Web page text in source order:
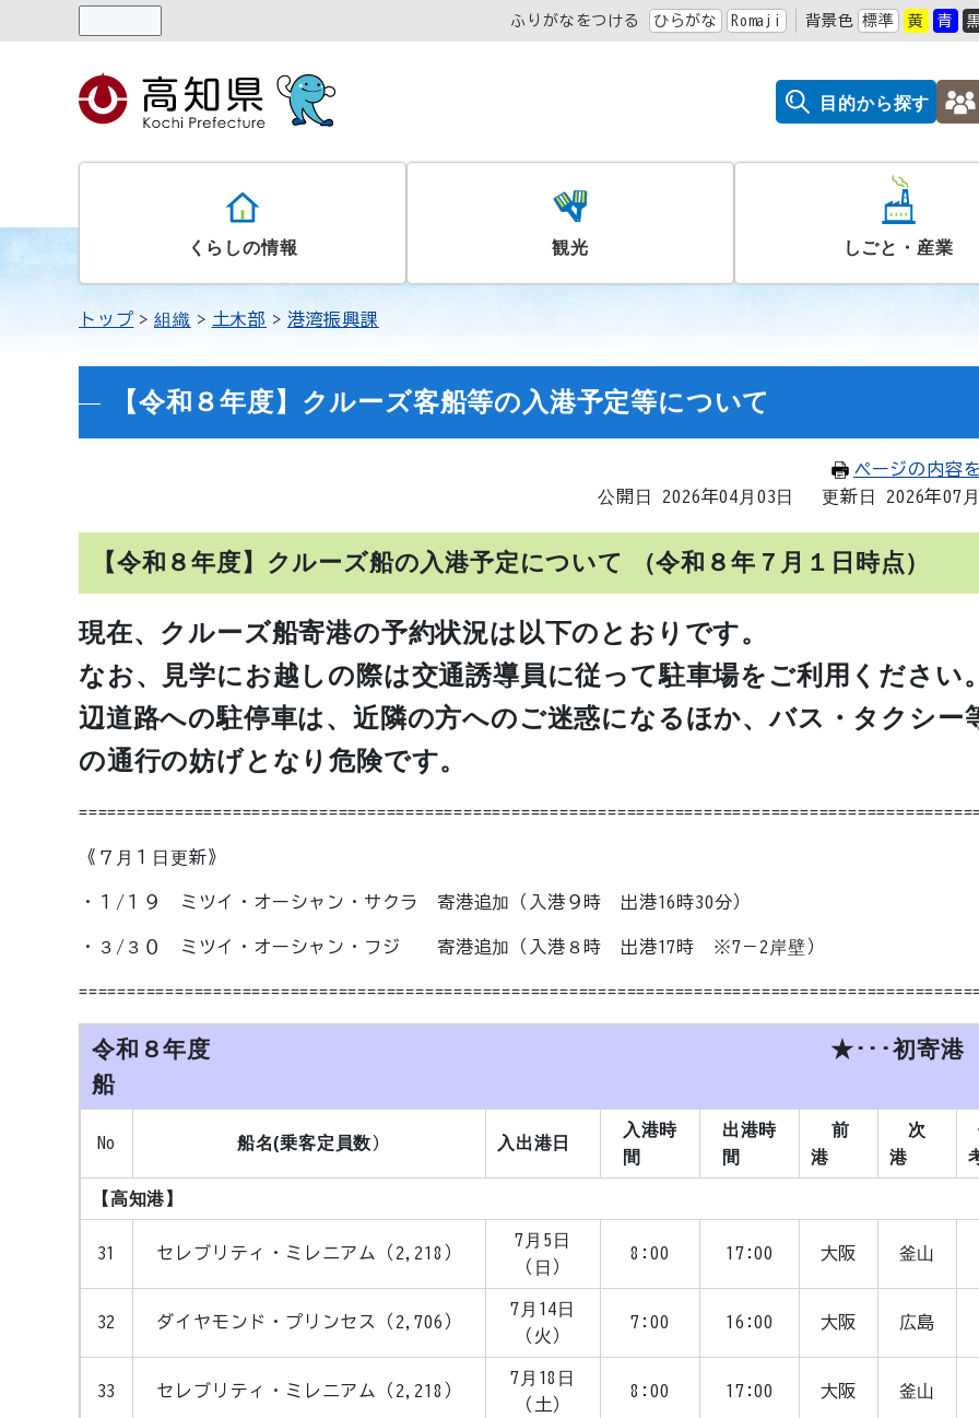
ふりがなをつける ひらがな Romaji 背景色 標準 黄 青
目的から探す
くらしの情報 観光 しごと・産業
トップ 組織 土木部 港湾振興課
【令和８年度】クルーズ客船等の入港予定等について
ページの内容
公開日 2026年04月03日
更新日 2026年07月
【令和８年度】クルーズ船の入港予定について （令和８年７月１日時点）
現在、クルーズ船寄港の予約状況は以下のとおりです。
なお、見学にお越しの際は交通誘導員に従って駐車場をご利用ください
辺道路への駐停車は、近隣の方へのご迷惑になるほか、バス・タクシー
の通行の妨げとなり危険です。
《７月１日更新》
・１/１９ ミツイ・オーシャン・サクラ 寄港追加（入港９時 出港16時30分）
・３/３０ ミツイ・オーシャン・フジ 寄港追加（入港８時 出港17時 ※7－2岸壁）
令和８年度 ★･･･初寄港
船
No 船名(乗客定員数) 入出港日
入港時
間
出港時
間
前
港
次
港
【高知港】
31 セレブリティ・ミレニアム（2,218）
7月5日
（日）
8:00 17:00 大阪 釜山
32 ダイヤモンド・プリンセス（2,706）
7月14日
（火）
7:00 16:00 大阪 広島
33 セレブリティ・ミレニアム（2,218）
7月18日
（土）
8:00 17:00 大阪 釜山